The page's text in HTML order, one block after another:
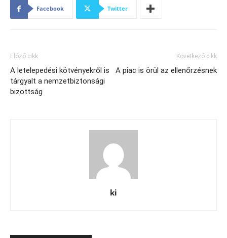
Facebook Twitter
Előző cikk
A letelepedési kötvényekről is
tárgyalt a nemzetbiztonsági
bizottság
Következő cikk
A piac is örül az ellenőrzésnek
ki